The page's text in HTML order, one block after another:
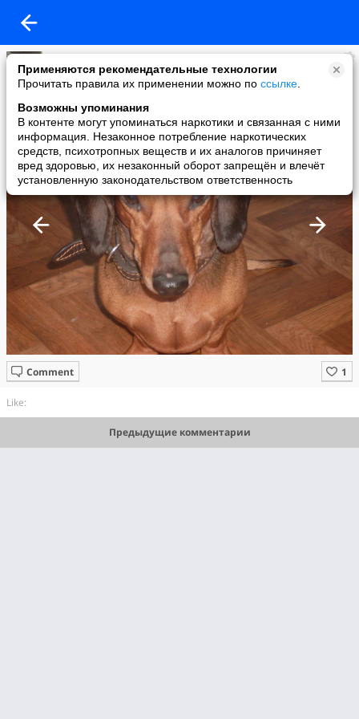
Применяются рекомендательные технологии
Прочитать правила их применении можно по ссылке
Возможны упоминания
В контенте могут упоминаться наркотики и связанная с ними
информация. Незаконное потребление наркотических
средств, психотропных веществ и их аналогов причиняет
вред здоровью, их незаконный оборот запрещён и влечёт
установленную законодательством ответственность
Владимир Куликов
added a photo
03 Jan в 00:15
Comment
Like:
Предыдущие комментарии